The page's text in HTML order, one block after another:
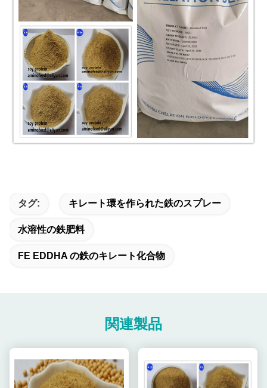
タグ: キレート環を作られた鉄のスプレー
水溶性の鉄肥料
FE EDDHA の鉄のキレート化合物
関連製品